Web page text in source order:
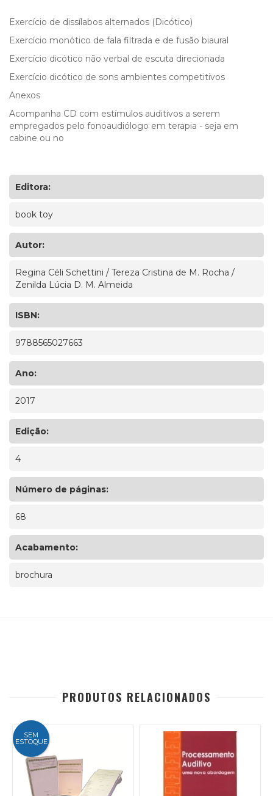
Exercício de dissílabos alternados (Dicótico)
Exercício monótico de fala filtrada e de fusão biaural
Exercício dicótico não verbal de escuta direcionada
Exercício dicótico de sons ambientes competitivos
Anexos
Acompanha CD com estímulos auditivos a serem
empregados pelo fonoaudiólogo em terapia - seja em
cabine ou no
Editora:
book toy
Autor:
Regina Céli Schettini / Tereza Cristina de M. Rocha /
Zenilda Lúcia D. M. Almeida
ISBN:
9788565027663
Ano:
2017
Edição:
4
Número de páginas:
68
Acabamento:
brochura
PRODUTOS RELACIONADOS
SEM
ESTOQUE